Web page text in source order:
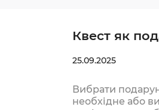
Квест як
25.09.2025
Вибрати
необхідне або